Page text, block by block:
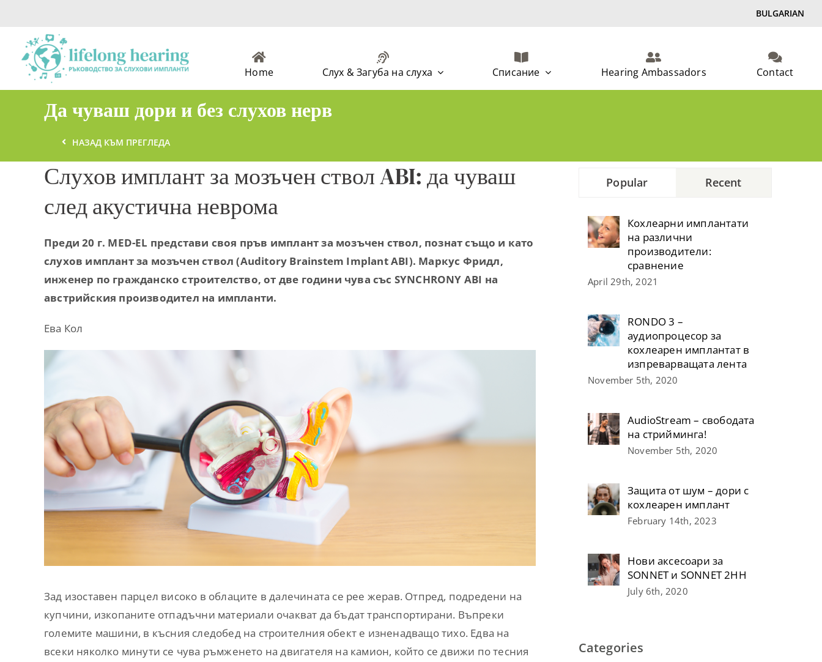
content
BULGARIAN
Home Слух & Загуба на слуха Списание Hearing Ambassadors Contact
Да чуваш дори и без слухов нерв
НАЗАД КЪМ ПРЕГЛЕДА
Слухов имплант за мозъчен ствол ABI: да чуваш
след акустична неврома
Преди 20 г. MED-EL представи своя пръв имплант за мозъчен ствол, познат също и като
слухов имплант за мозъчен ствол (Auditory Brainstem Implant ABI). Маркус Фридл,
инженер по гражданско строителство, от две години чува със SYNCHRONY ABI на
австрийския производител на импланти.
Ева Кол
Зад изоставен парцел високо в облаците в далечината се рее жерав. Отпред, подредени на
купчини, изкопаните отпадъчни материали очакват да бъдат транспортирани. Въпреки
големите машини, в късния следобед на строителния обект е изненадващо тихо. Едва на
всеки няколко минути се чува ръмженето на двигателя на камион, който се движи по тесния
Popular Recent
Кохлеарни имплантати
на различни
производители:
сравнение
April 29th, 2021
RONDO 3 –
аудиопроцесор за
кохлеарен имплантат в
изпреварващата лента
November 5th, 2020
AudioStream – свободата
на стрийминга!
November 5th, 2020
Защита от шум – дори с
кохлеарен имплант
February 14th, 2023
Нови аксесоари за
SONNET и SONNET 2НН
July 6th, 2020
Categories